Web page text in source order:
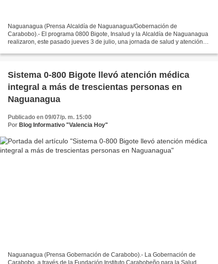
Naguanagua (Prensa Alcaldía de Naguanagua/Gobernación de
Carabobo).- El programa 0800 Bigote, Insalud y la Alcaldía de Naguanagua
realizaron, este pasado jueves 3 de julio, una jornada de salud y atención
Sistema 0-800 Bigote llevó atención médica
integral a más de trescientas personas en
Naguanagua
Publicado en 09/07/p. m. 15:00
Por Blog Informativo "Valencia Hoy"
Naguanagua (Prensa Gobernación de Carabobo).- La Gobernación de
Carabobo, a través de la Fundación Instituto Carabobeño para la Salud